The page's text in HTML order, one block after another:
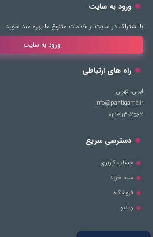
ورود به سایت
با اشتراک در سایت از خدمات متنوع ما بهره مند شوید …
ورود به سایت
راه های ارتباطی
ایران، تهران
info@pantigame.ir
021-91302562
دسترسی سریع
حساب کاربری
سبد خرید
فروشگاه
ویدیو